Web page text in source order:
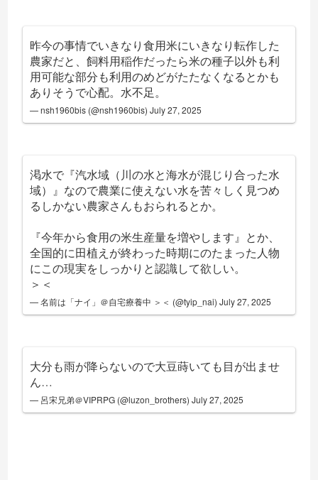
昨今の事情でいきなり食用米にいきなり転作した
農家だと、飼料用稲作だったら米の種子以外も利
用可能な部分も利用のめどがたたなくなるとかも
ありそうで心配。水不足。
— nsh1960bis (@nsh1960bis)July 27, 2025
渇水で『汽水域（川の水と海水が混じり合った水
域）』なので農業に使えない水を苦々しく見つめ
るしかない農家さんもおられるとか。
『今年から食用の米生産量を増やします』とか、
全国的に田植えが終わった時期にのたまった人物
にこの現実をしっかりと認識して欲しい。
＞＜
— 名前は「ナイ」＠自宅療養中 ＞＜ (@tyip_nai)July 27, 2025
大分も雨が降らないので大豆蒔いても目が出ませ
ん…
— 呂宋兄弟＠VIPRPG (@luzon_brothers)July 27, 2025